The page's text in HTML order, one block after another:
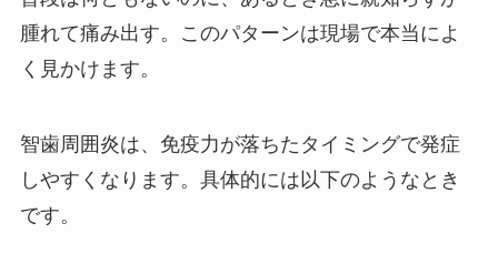
腫れて痛み出す。このパターンは現場で本当によ
く見かけます。
智歯周囲炎は、免疫力が落ちたタイミングで発症
しやすくなります。具体的には以下のようなとき
です。